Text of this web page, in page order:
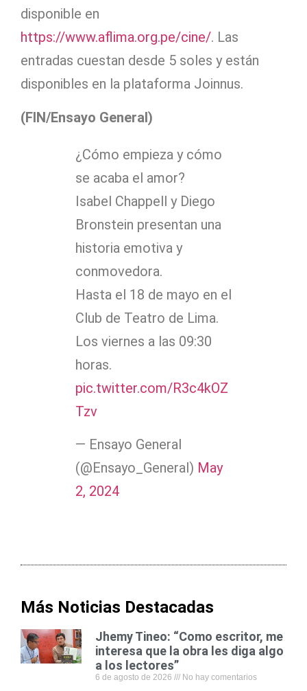
disponible en
https://www.aflima.org.pe/cine/. Las
entradas cuestan desde 5 soles y están
disponibles en la plataforma Joinnus.
(FIN/Ensayo General)
¿Cómo empieza y cómo
se acaba el amor?
Isabel Chappell y Diego
Bronstein presentan una
historia emotiva y
conmovedora.
Hasta el 18 de mayo en el
Club de Teatro de Lima.
Los viernes a las 09:30
horas.
pic.twitter.com/R3c4kOZ
Tzv
— Ensayo General
(@Ensayo_General) May
2, 2024
Más Noticias Destacadas
Jhemy Tineo: “Como escritor, me
interesa que la obra les diga algo
a los lectores”
6 de agosto de 2026 No hay comentarios